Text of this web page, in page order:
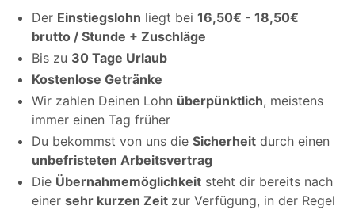
Der Einstiegslohn liegt bei 16,50€ - 18,50€
brutto / Stunde + Zuschläge
Bis zu 30 Tage Urlaub
Kostenlose Getränke
Wir zahlen Deinen Lohn überpünktlich, meistens
immer einen Tag früher
Du bekommst von uns die Sicherheit durch einen
unbefristeten Arbeitsvertrag
Die Übernahmemöglichkeit steht dir bereits nach
einer sehr kurzen Zeit zur Verfügung, in der Regel